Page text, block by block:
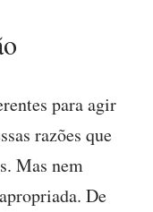
para agir
razões que
Mas nem
De